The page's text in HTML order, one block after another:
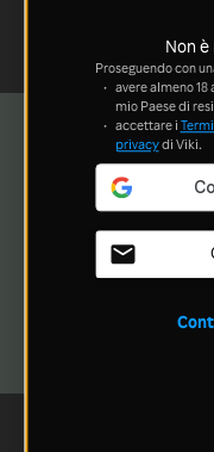
Non è
Proseguendo con
avere almeno 18
mio Paese di
accettare i
privacydi Viki.